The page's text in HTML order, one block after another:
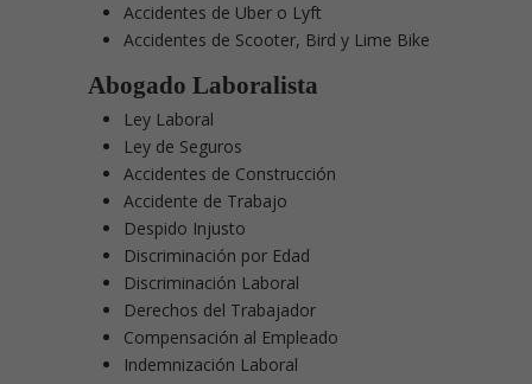
Accidentes de Uber o Lyft
Accidentes de Scooter, Bird y Lime Bike
Abogado Laboralista
Ley Laboral
Ley de Seguros
Accidentes de Construcción
Accidente de Trabajo
Despido Injusto
Discriminación por Edad
Discriminación Laboral
Derechos del Trabajador
Compensación al Empleado
Indemnización Laboral